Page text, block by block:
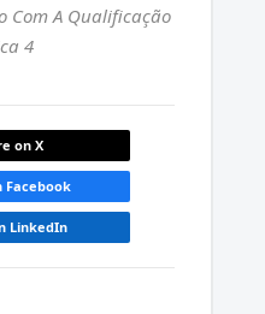
Com A Qualificação
4
on X
Facebook
LinkedIn